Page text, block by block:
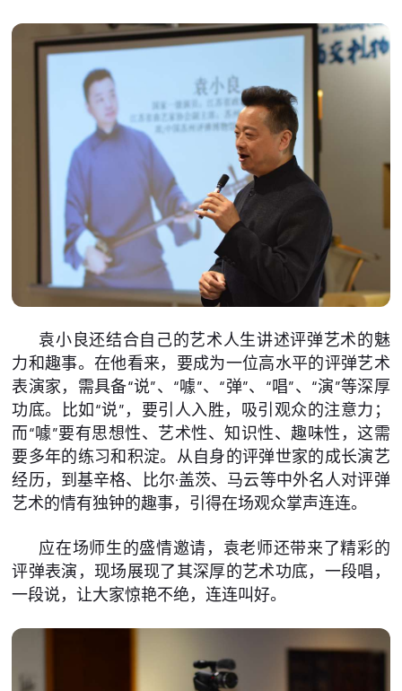
袁小良还结合自己的艺术人生讲述评弹艺术的魅
力和趣事。在他看来，要成为一位高水平的评弹艺术
表演家，需具备“说”、“噱”、“弹”、“唱”、“演”等深厚
功底。比如“说”，要引人入胜，吸引观众的注意力；
而“噱”要有思想性、艺术性、知识性、趣味性，这需
要多年的练习和积淀。从自身的评弹世家的成长演艺
经历，到基辛格、比尔·盖茨、马云等中外名人对评弹
艺术的情有独钟的趣事，引得在场观众掌声连连。
应在场师生的盛情邀请，袁老师还带来了精彩的
评弹表演，现场展现了其深厚的艺术功底，一段唱，
一段说，让大家惊艳不绝，连连叫好。